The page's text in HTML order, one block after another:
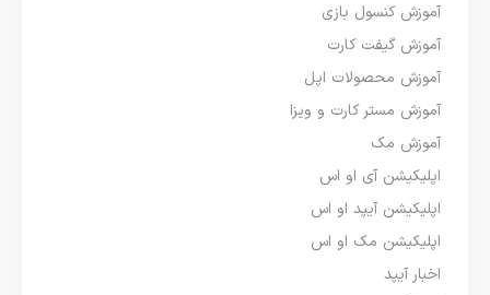
آموزش کنسول بازی
آموزش گیفت کارت
آموزش محصولات اپل
آموزش مستر کارت و ویزا
آموزش مک
اپلیکیشن آی او اس
اپلیکیشن آیپد او اس
اپلیکیشن مک او اس
اخبار آیپد